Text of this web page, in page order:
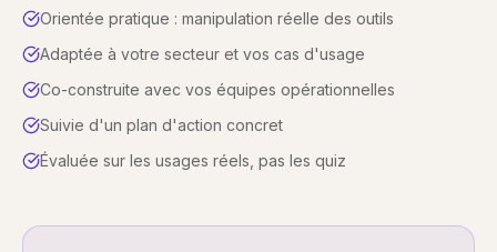
Orientée pratique : manipulation réelle des outils
Adaptée à votre secteur et vos cas d'usage
Co-construite avec vos équipes opérationnelles
Suivie d'un plan d'action concret
Évaluée sur les usages réels, pas les quiz